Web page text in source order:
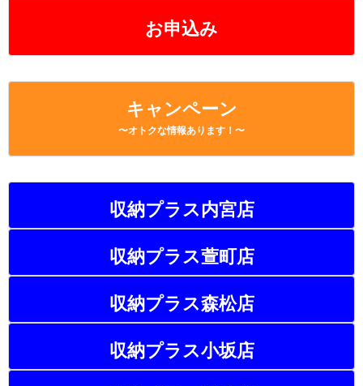
お申込み
キャンペーン
〜オトクな情報あります！〜
収納プラス内宮店
収納プラス萱町店
収納プラス森松店
収納プラス小坂店